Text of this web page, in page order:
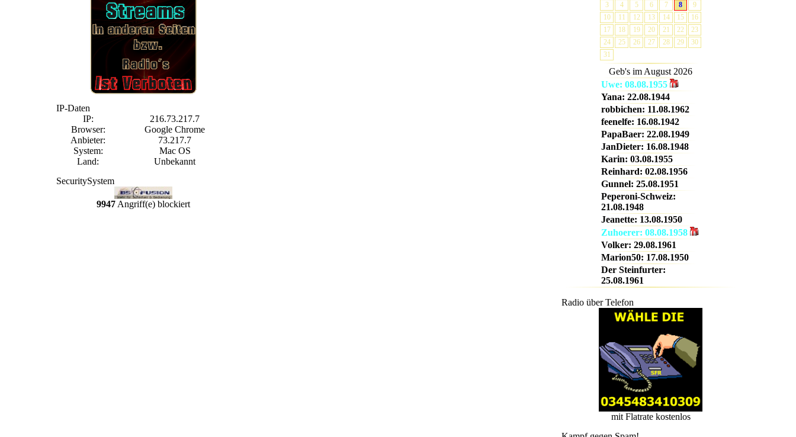
IP-Daten
IP:
216.73.217.7
Browser:
Google Chrome
Anbieter:
73.217.7
System:
Mac OS
Land:
Unbekannt
SecuritySystem
9947Angriff(e) blockiert
22-24
3
4 5 6 7 8
9
10
11 12 13 14 15
16
17
18 19 20 21 22
23
24
25 26 27 28 29
30
31
Geb's im August 2026
Uwe: 08.08.1955
Yana: 22.08.1944
robbichen: 11.08.1962
feenelfe: 16.08.1942
PapaBaer: 22.08.1949
JanDieter: 16.08.1948
Karin: 03.08.1955
Reinhard: 02.08.1956
Gunnel: 25.08.1951
Peperoni-Schweiz:
21.08.1948
Jeanette: 13.08.1950
Zuhoerer: 08.08.1958
Volker: 29.08.1961
Marion50: 17.08.1950
Der Steinfurter:
25.08.1961
Radio über Telefon
mit Flatrate kostenlos